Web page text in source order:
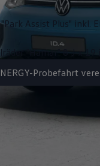
Assist Plus" inkl.
"Hamar" 8 J x 19
Probefahrt